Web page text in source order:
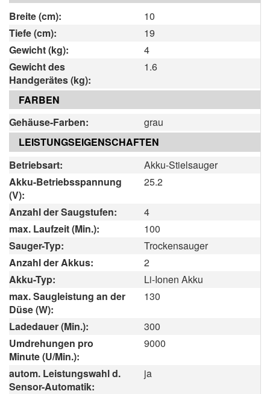
Breite (cm):
10
Tiefe (cm):
19
Gewicht (kg):
4
Gewicht des
Handgerätes (kg):
1.6
FARBEN
Gehäuse-Farben:
grau
LEISTUNGSEIGENSCHAFTEN
Betriebsart:
Akku-Stielsauger
Akku-Betriebsspannung
(V):
25.2
Anzahl der Saugstufen:
4
max. Laufzeit (Min.):
100
Sauger-Typ:
Trockensauger
Anzahl der Akkus:
2
Akku-Typ:
Li-Ionen Akku
max. Saugleistung an der
Düse (W):
130
Ladedauer (Min.):
300
Umdrehungen pro
Minute (U/Min.):
9000
autom. Leistungswahl d.
Sensor-Automatik:
ja